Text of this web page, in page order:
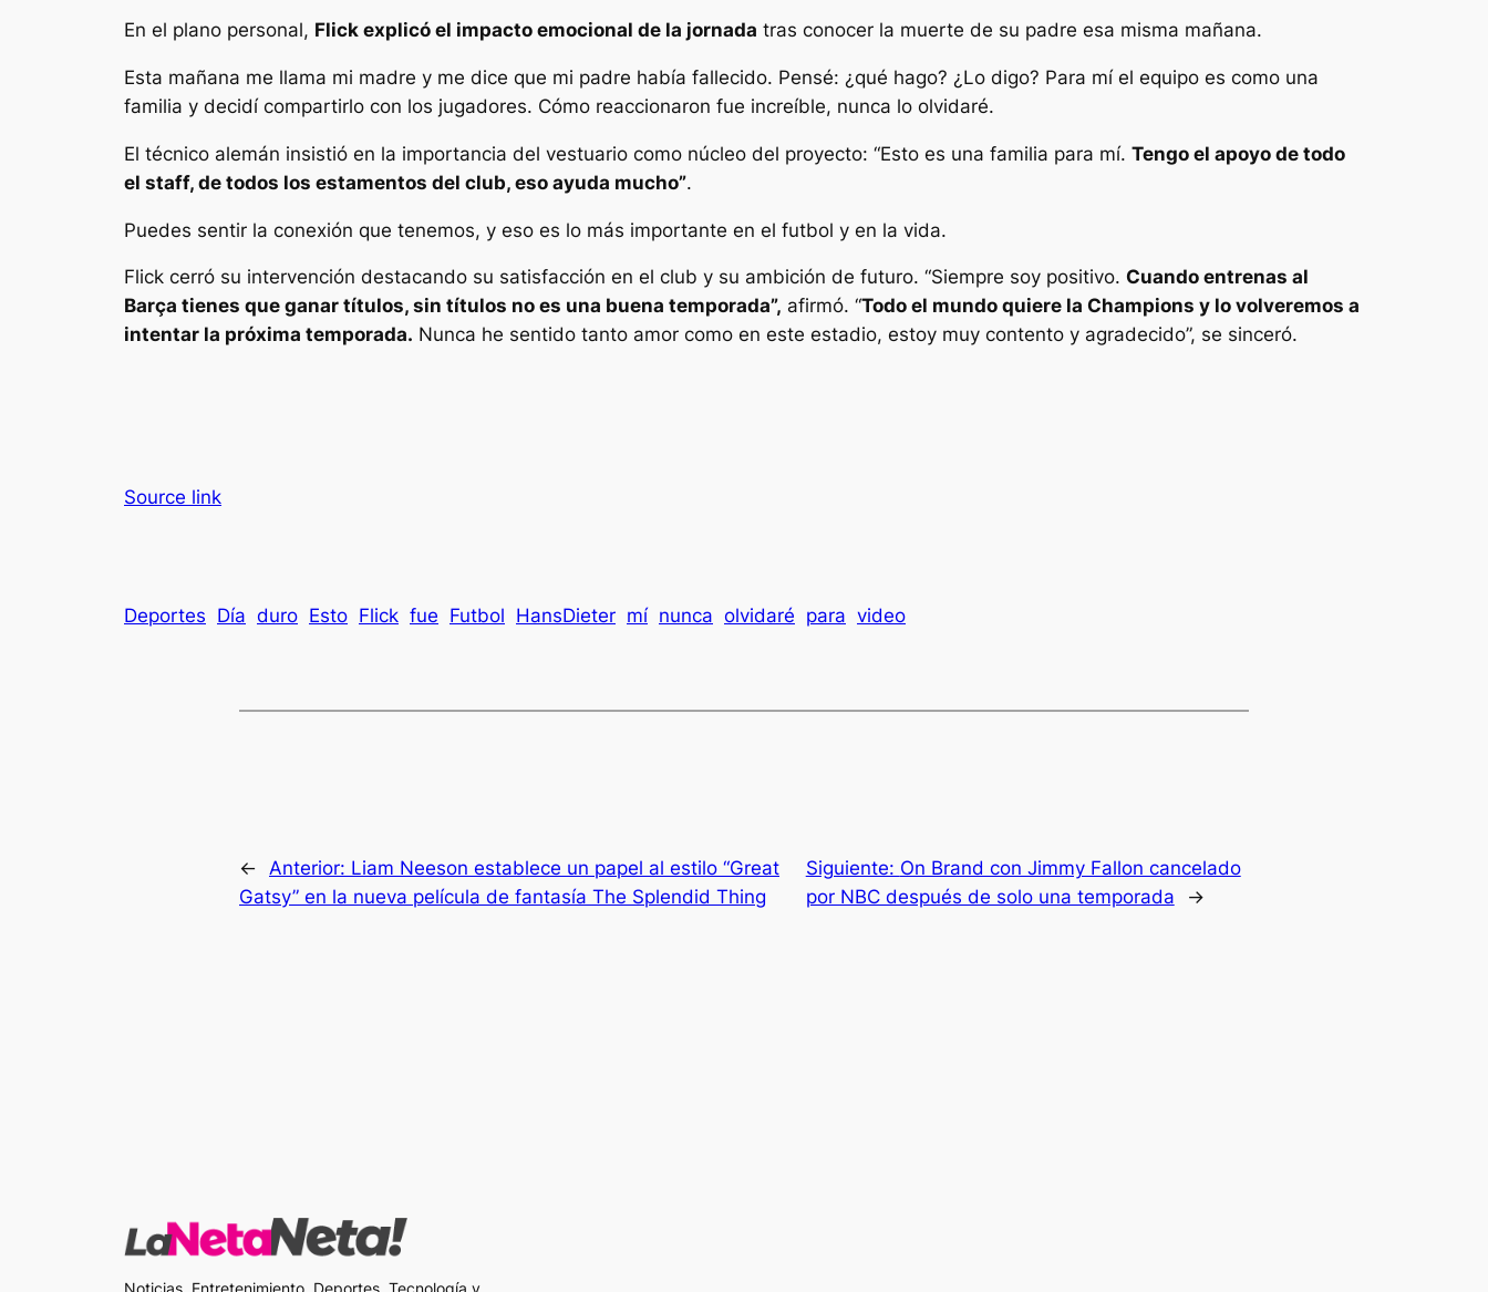
En el plano personal, Flick explicó el impacto emocional de la jornada tras conocer la muerte de su padre esa misma mañana.
Esta mañana me llama mi madre y me dice que mi padre había fallecido. Pensé: ¿qué hago? ¿Lo digo? Para mí el equipo es como una
familia y decidí compartirlo con los jugadores. Cómo reaccionaron fue increíble, nunca lo olvidaré.
El técnico alemán insistió en la importancia del vestuario como núcleo del proyecto: “Esto es una familia para mí. Tengo el apoyo de todo
el staff, de todos los estamentos del club, eso ayuda mucho”.
Puedes sentir la conexión que tenemos, y eso es lo más importante en el futbol y en la vida.
Flick cerró su intervención destacando su satisfacción en el club y su ambición de futuro. “Siempre soy positivo. Cuando entrenas al
Barça tienes que ganar títulos, sin títulos no es una buena temporada”, afirmó. “Todo el mundo quiere la Champions y lo volveremos a
intentar la próxima temporada. Nunca he sentido tanto amor como en este estadio, estoy muy contento y agradecido”, se sinceró.
Source link
Deportes Día duro Esto Flick fue Futbol HansDieter mí nunca olvidaré para video
← Anterior: Liam Neeson establece un papel al estilo “Great
Gatsy” en la nueva película de fantasía The Splendid Thing
Siguiente: On Brand con Jimmy Fallon cancelado
por NBC después de solo una temporada
→
Noticias, Entretenimiento, Deportes, Tecnología y